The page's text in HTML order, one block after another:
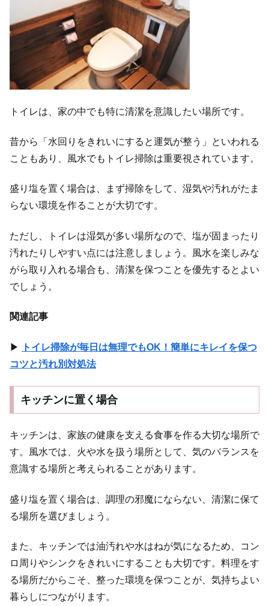
トイレは、家の中でも特に清潔を意識したい場所です。
昔から「水回りをきれいにすると運気が整う」といわれる
こともあり、風水でもトイレ掃除は重要視されています。
盛り塩を置く場合は、まず掃除をして、湿気や汚れがたま
らない環境を作ることが大切です。
ただし、トイレは湿気が多い場所なので、塩が固まったり
汚れたりしやすい点には注意しましょう。風水を楽しみな
がら取り入れる場合も、清潔を保つことを優先するとよい
でしょう。
関連記事
▶
トイレ掃除が毎日は無理でもOK！簡単にキレイを保つ
コツと汚れ別対処法
キッチンに置く場合
キッチンは、家族の健康を支える食事を作る大切な場所で
す。風水では、火や水を扱う場所として、気のバランスを
意識する場所と考えられることがあります。
盛り塩を置く場合は、調理の邪魔にならない、清潔に保て
る場所を選びましょう。
また、キッチンでは油汚れや水はねが気になるため、コン
ロ周りやシンクをきれいにすることも大切です。料理をす
る場所だからこそ、整った環境を保つことが、気持ちよい
暮らしにつながります。